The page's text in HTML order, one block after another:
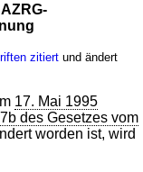
2024 I Nr. 292, 2025 I
durchArtikel 2
sieheArtikel 22;
zitiert und ändert
17. Mai 1995
des Gesetzes vom
worden ist, wird